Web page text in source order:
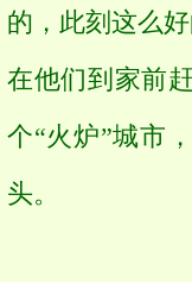
的，此刻这么
在他们到家前
个“火炉”城市
头。